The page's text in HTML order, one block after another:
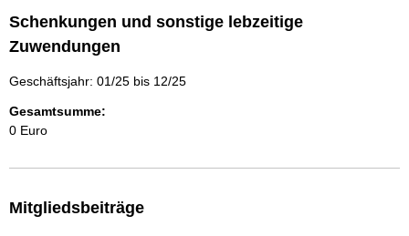
Schenkungen und sonstige lebzeitige
Zuwendungen
Geschäftsjahr: 01/25 bis 12/25
Gesamtsumme:
0 Euro
Mitgliedsbeiträge